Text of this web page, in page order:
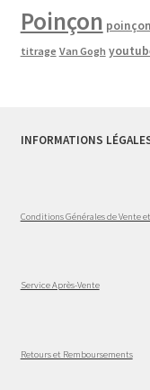
Poinçon
titrage Van Gogh
INFORMATIONS
Conditions Générales de Vente
Service Après-Vente
Retours et Remboursements